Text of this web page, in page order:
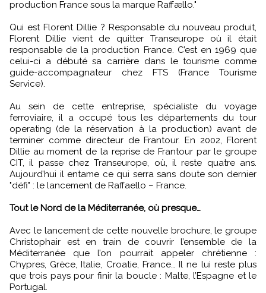
production France sous la marque Raffællo."
Qui est Florent Dillie ? Responsable du nouveau produit,
Florent Dillie vient de quitter Transeurope où il était
responsable de la production France. C’est en 1969 que
celui-ci a débuté sa carrière dans le tourisme comme
guide-accompagnateur chez FTS (France Tourisme
Service).
Au sein de cette entreprise, spécialiste du voyage
ferroviaire, il a occupé tous les départements du tour
operating (de la réservation à la production) avant de
terminer comme directeur de Frantour. En 2002, Florent
Dillie au moment de la reprise de Frantour par le groupe
CIT, il passe chez Transeurope, où, il reste quatre ans.
Aujourd’hui il entame ce qui serra sans doute son dernier
"défi" : le lancement de Raffaello – France.
Tout le Nord de la Méditerranée, où presque…
Avec le lancement de cette nouvelle brochure, le groupe
Christophair est en train de couvrir l’ensemble de la
Méditerranée que l’on pourrait appeler chrétienne :
Chypres, Grèce, Italie, Croatie, France… Il ne lui reste plus
que trois pays pour finir la boucle : Malte, l’Espagne et le
Portugal.